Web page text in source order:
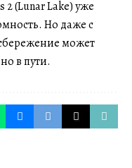
2 (Lunar Lake) уже
Но даже с
может
в пути.